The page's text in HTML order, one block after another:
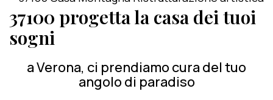
37100 progetta la casa dei tuoi
sogni
a Verona, ci prendiamo cura del tuo
angolo di paradiso